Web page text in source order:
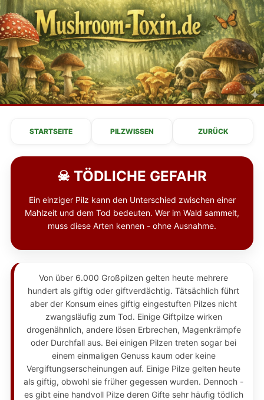
STARTSEITE PILZWISSEN ZURÜCK
☠ TÖDLICHE GEFAHR
Ein einziger Pilz kann den Unterschied zwischen einer
Mahlzeit und dem Tod bedeuten. Wer im Wald sammelt,
muss diese Arten kennen - ohne Ausnahme.
Von über 6.000 Großpilzen gelten heute mehrere
hundert als giftig oder giftverdächtig. Tätsächlich führt
aber der Konsum eines giftig eingestuften Pilzes nicht
zwangsläufig zum Tod. Einige Giftpilze wirken
drogenähnlich, andere lösen Erbrechen, Magenkrämpfe
oder Durchfall aus. Bei einigen Pilzen treten sogar bei
einem einmaligen Genuss kaum oder keine
Vergiftungserscheinungen auf. Einige Pilze gelten heute
als giftig, obwohl sie früher gegessen wurden. Dennoch -
es gibt eine handvoll Pilze deren Gifte sehr häufig tödlich